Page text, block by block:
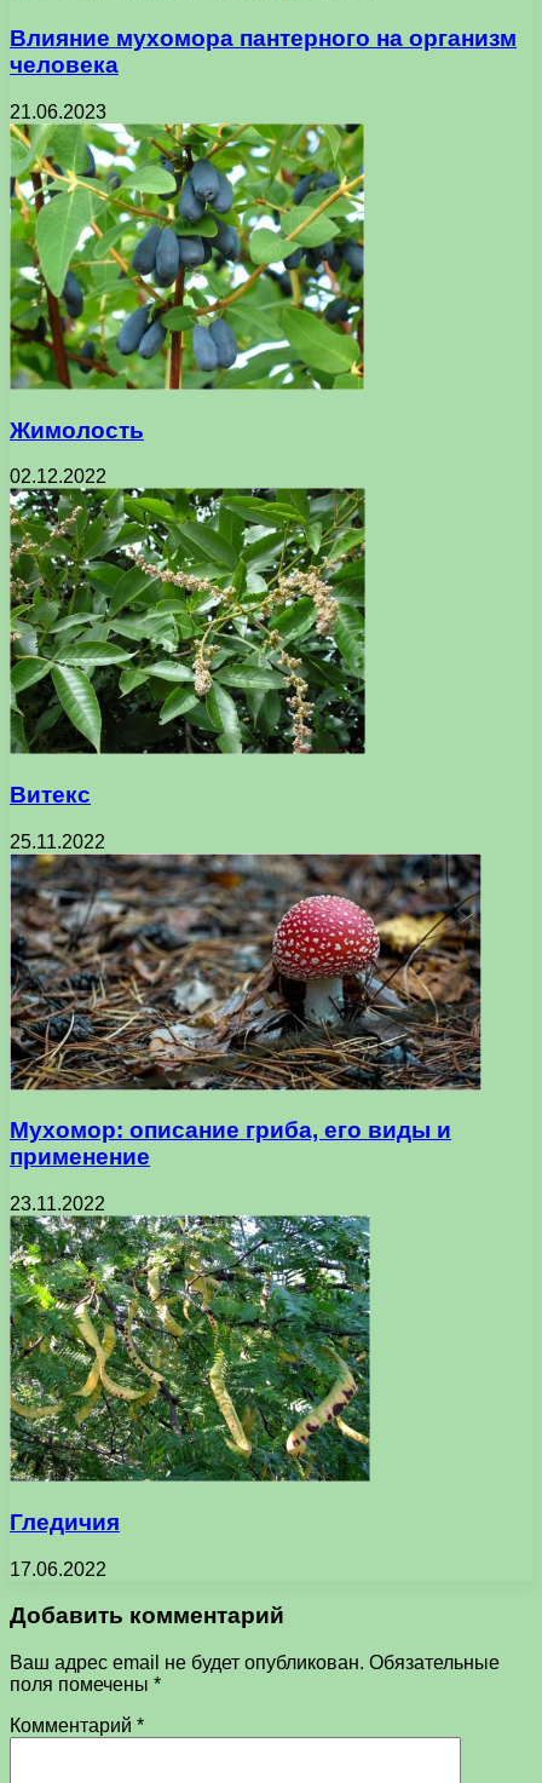
Влияние мухомора пантерного на организм
человека
21.06.2023
Жимолость
02.12.2022
Витекс
25.11.2022
Мухомор: описание гриба, его виды и
применение
23.11.2022
Гледичия
17.06.2022
Добавить комментарий
Ваш адрес email не будет опубликован. Обязательные
поля помечены *
Комментарий *